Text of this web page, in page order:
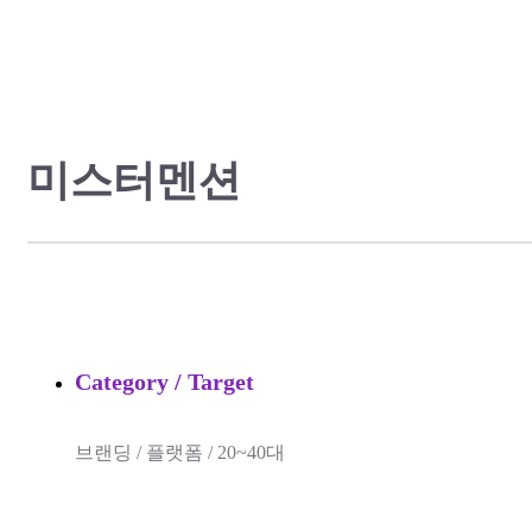
미스터멘션
Category / Target
브랜딩 / 플랫폼 / 20~40대